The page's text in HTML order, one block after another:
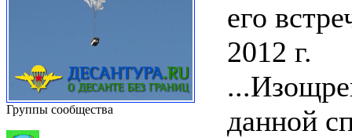
Группы сообщества
его
2012 г.
данной